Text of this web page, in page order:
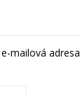
mailová adresa